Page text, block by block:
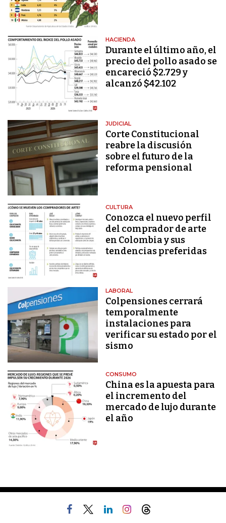
HACIENDA
Durante el último año, el
precio del pollo asado se
encareció $2.729 y
alcanzó $42.102
JUDICIAL
Corte Constitucional
reabre la discusión
sobre el futuro de la
reforma pensional
CULTURA
Conozca el nuevo perfil
del comprador de arte
en Colombia y sus
tendencias preferidas
LABORAL
Colpensiones cerrará
temporalmente
instalaciones para
verificar su estado por el
sismo
CONSUMO
China es la apuesta para
el incremento del
mercado de lujo durante
el año